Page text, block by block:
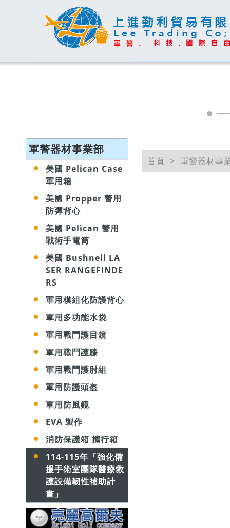
軍警器材事業部
美國 Pelican Case
軍用箱
美國 Propper 警用
防彈背心
美國 Pelican 警用
戰術手電筒
美國 Bushnell LA
SER RANGEFINDE
RS
軍用模組化防護背心
軍用多功能水袋
軍用戰鬥護目鏡
軍用戰鬥護膝
軍用戰鬥護肘組
軍用防護頭盔
軍用防風鏡
EVA 製作
消防保護箱 攜行箱
114-115年「強化備
援手術室團隊醫療救
護設備韌性補助計
畫」
首頁 軍警器材事